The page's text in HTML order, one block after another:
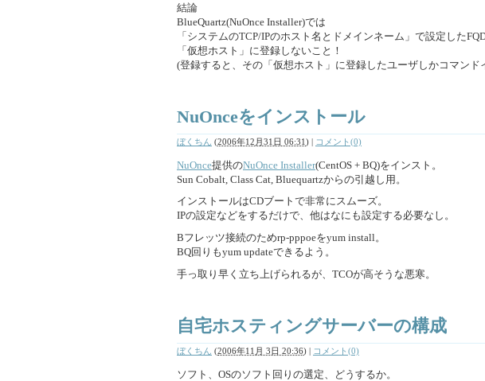
結論
BlueQuartz(NuOnce Installer)では
「システムのTCP/IPのホスト名とドメインネーム」で設定した
「仮想ホスト」に登録しないこと！
(登録すると、その「仮想ホスト」に登録したユーザしかコマン
NuOnceをインストール
ぼくちん (2006年12月31日 06:31) | コメント(0)
NuOnce提供のNuOnce Installer(CentOS + BQ)をインスト。
Sun Cobalt, Class Cat, Bluequartzからの引越し用。
インストールはCDブートで非常にスムーズ。
IPの設定などをするだけで、他はなにも設定する必要なし。
Bフレッツ接続のためrp-pppoeをyum install。
BQ回りもyum updateできるよう。
手っ取り早く立ち上げられるが、TCOが高そうな悪寒。
自宅ホスティングサーバーの構成
ぼくちん (2006年11月 3日 20:36) | コメント(0)
ソフト、OSのソフト回りの選定、どうするか。